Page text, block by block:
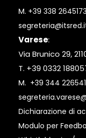
M. +39 338 2645173
Varese:
Via Brunico 29,
T. +39 0332
M. +39 344
Dichiarazione di
Modulo per